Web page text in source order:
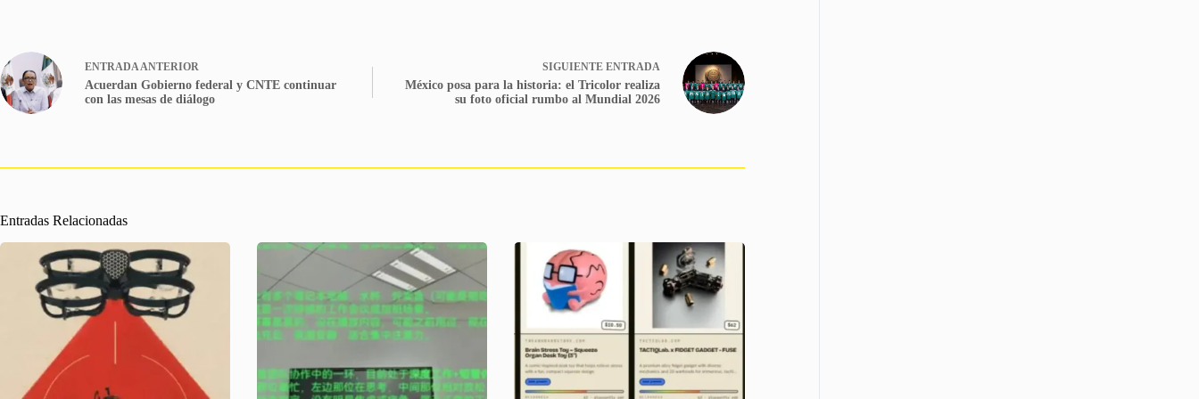
ENTRADAANTERIOR
Acuerdan Gobierno federal y CNTE continuar
con las mesas de diálogo
SIGUIENTE ENTRADA
México posa para la historia: el Tricolor realiza
su foto oficial rumbo al Mundial 2026
Entradas Relacionadas